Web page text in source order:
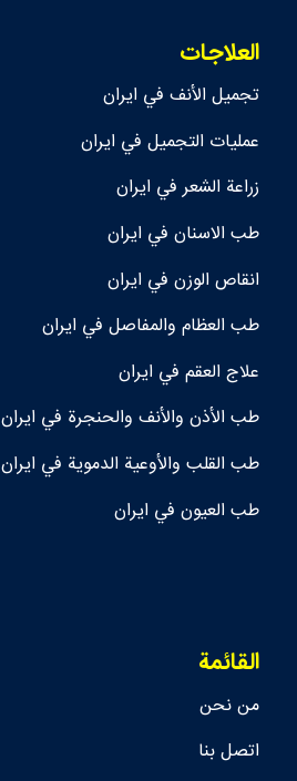
العلاجات
تجمیل الأنف في ايران
عمليات التجميل في ايران
زراعة الشعر في ايران
طب الاسنان في ايران
انقاص الوزن في ايران
طب العظام والمفاصل في ايران
علاج العقم في ايران
طب الأذن والأنف والحنجرة في ايران
طب القلب والأوعية الدموية في ايران
طب العيون في ايران
القائمة
من نحن
اتصل بنا